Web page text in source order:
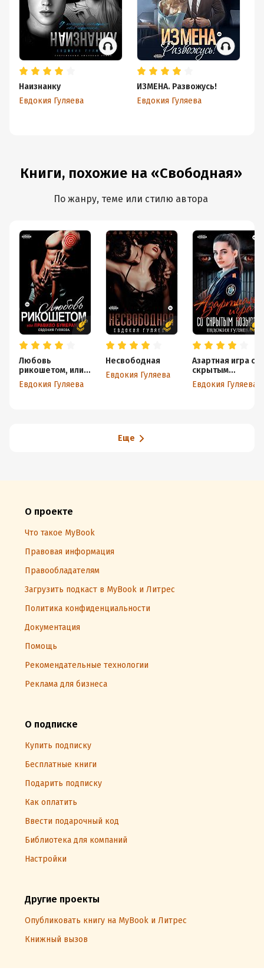
Наизнанку
Евдокия Гуляева
ИЗМЕНА. Развожусь!
Евдокия Гуляева
Книги, похожие на «Свободная»
По жанру, теме или стилю автора
Любовь
рикошетом, или
Правило
бумеранга
Евдокия Гуляева
Несвободная
Евдокия Гуляева
Азартная игра со
скрытым
Козырем
Евдокия Гуляева
Еще
О проекте
Что такое MyBook
Правовая информация
Правообладателям
Загрузить подкаст в MyBook и Литрес
Политика конфиденциальности
Документация
Помощь
Рекомендательные технологии
Реклама для бизнеса
О подписке
Купить подписку
Бесплатные книги
Подарить подписку
Как оплатить
Ввести подарочный код
Библиотека для компаний
Настройки
Другие проекты
Опубликовать книгу на MyBook и Литрес
Книжный вызов